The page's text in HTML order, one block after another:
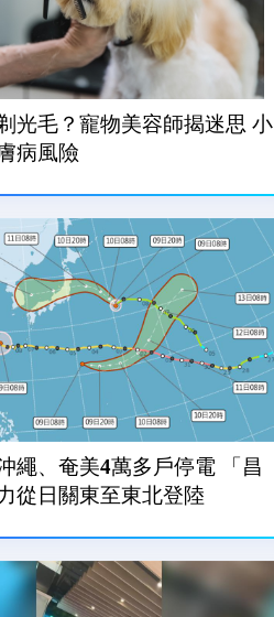
光毛？寵物美容師揭迷思 小
病風險
繩、奄美4萬多戶停電 「昌
從日關東至東北登陸